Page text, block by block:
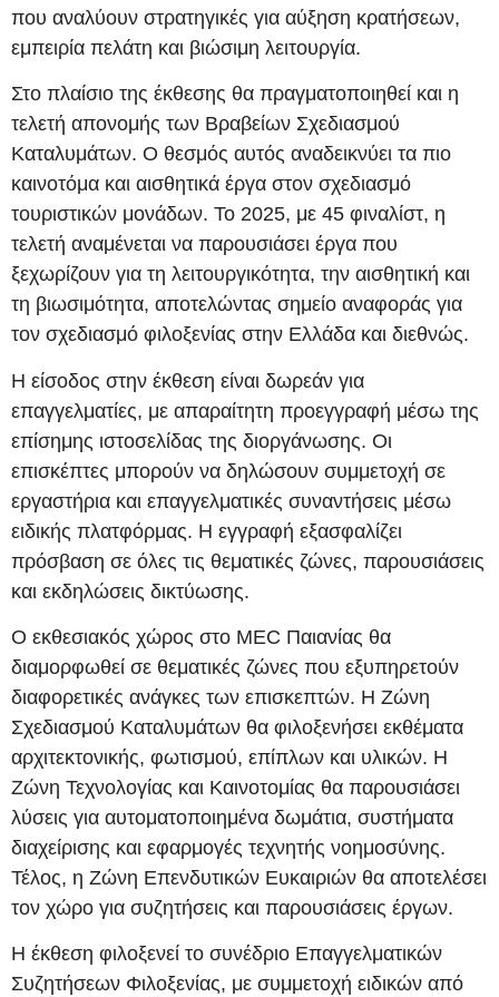
που αναλύουν στρατηγικές για αύξηση κρατήσεων,
εμπειρία πελάτη και βιώσιμη λειτουργία.
Στο πλαίσιο της έκθεσης θα πραγματοποιηθεί και η
τελετή απονομής των Βραβείων Σχεδιασμού
Καταλυμάτων. Ο θεσμός αυτός αναδεικνύει τα πιο
καινοτόμα και αισθητικά έργα στον σχεδιασμό
τουριστικών μονάδων. Το 2025, με 45 φιναλίστ, η
τελετή αναμένεται να παρουσιάσει έργα που
ξεχωρίζουν για τη λειτουργικότητα, την αισθητική και
τη βιωσιμότητα, αποτελώντας σημείο αναφοράς για
τον σχεδιασμό φιλοξενίας στην Ελλάδα και διεθνώς.
Η είσοδος στην έκθεση είναι δωρεάν για
επαγγελματίες, με απαραίτητη προεγγραφή μέσω της
επίσημης ιστοσελίδας της διοργάνωσης. Οι
επισκέπτες μπορούν να δηλώσουν συμμετοχή σε
εργαστήρια και επαγγελματικές συναντήσεις μέσω
ειδικής πλατφόρμας. Η εγγραφή εξασφαλίζει
πρόσβαση σε όλες τις θεματικές ζώνες, παρουσιάσεις
και εκδηλώσεις δικτύωσης.
Ο εκθεσιακός χώρος στο MEC Παιανίας θα
διαμορφωθεί σε θεματικές ζώνες που εξυπηρετούν
διαφορετικές ανάγκες των επισκεπτών. Η Ζώνη
Σχεδιασμού Καταλυμάτων θα φιλοξενήσει εκθέματα
αρχιτεκτονικής, φωτισμού, επίπλων και υλικών. Η
Ζώνη Τεχνολογίας και Καινοτομίας θα παρουσιάσει
λύσεις για αυτοματοποιημένα δωμάτια, συστήματα
διαχείρισης και εφαρμογές τεχνητής νοημοσύνης.
Τέλος, η Ζώνη Επενδυτικών Ευκαιριών θα αποτελέσει
τον χώρο για συζητήσεις και παρουσιάσεις έργων.
Η έκθεση φιλοξενεί το συνέδριο Επαγγελματικών
Συζητήσεων Φιλοξενίας, με συμμετοχή ειδικών από